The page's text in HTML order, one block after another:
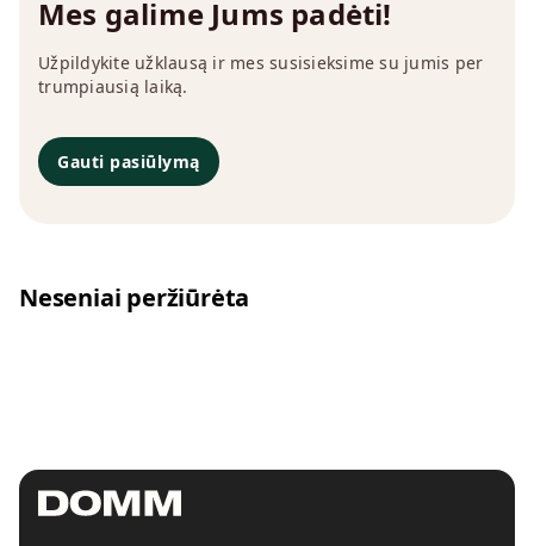
Mes galime Jums padėti!
Užpildykite užklausą ir mes susisieksime su jumis per
trumpiausią laiką.
Gauti pasiūlymą
Neseniai peržiūrėta